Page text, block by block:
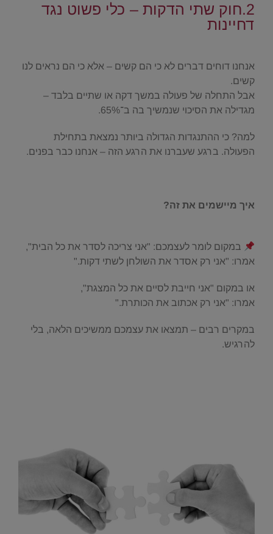
2.חוק שתי הדקות – כלי פשוט נגד
דחיינות
אנחנו דוחים דברים לא כי הם קשים – אלא כי הם נראים לנו
קשים.
אבל התחלה של פעולה במשך דקה או שתיים בלבד –
מגדילה את הסיכוי שנמשיך בה ב־65%.
למה? כי ההתנגדות הגדולה ביותר נמצאת בתחילת
הפעולה. ברגע שעברנו את הרגע הזה – אנחנו כבר בפנים.
איך מיישמים את זה?
במקום לומר לעצמכם: "אני צריכה לסדר את כל הבית",
אמרו: "אני רק אסדר את השולחן לשתי דקות."
או במקום "אני חייבת לסיים את כל המצגת",
אמרו: "אני רק אכתוב את הכותרת."
במקרים רבים – תמצאו את עצמכם ממשיכים הלאה, בלי
להרגיש.